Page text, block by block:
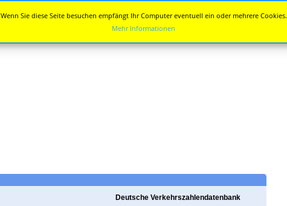
Deutsche Verkehrszahlendatenbank
Wenn Sie diese Seite besuchen empfängt Ihr Computer eventuell ein oder mehrere Cookies.
Mehr Informationen